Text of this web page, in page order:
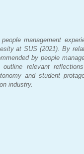
management
at SUS (2021). By
by people
relevant
and student
industry.